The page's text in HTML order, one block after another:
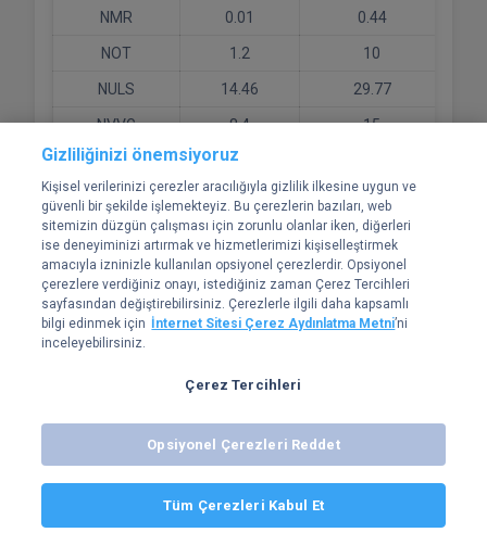
NMR 0.01 0.44
NOT 1.2 10
NULS 14.46 29.77
NVVG 8.4 15
NYAN 20
O 5 30
OBT 21 1000
OCEAN 0 17
OG 5 5
OGN
5
ONDI 130.09 15
Bitexen iOS ve Android uygulamalarıyla emirlerini her yerden yönet,
Uygulamayı indir
Gizliliğinizi önemsiyoruz
Kişisel verilerinizi çerezler aracılığıyla gizlilik ilkesine uygun ve
güvenli bir şekilde işlemekteyiz. Bu çerezlerin bazıları, web
sitemizin düzgün çalışması için zorunlu olanlar iken, diğerleri
ise deneyiminizi artırmak ve hizmetlerimizi kişiselleştirmek
amacıyla izninizle kullanılan opsiyonel çerezlerdir. Opsiyonel
çerezlere verdiğiniz onayı, istediğiniz zaman Çerez Tercihleri
sayfasından değiştirebilirsiniz. Çerezlerle ilgili daha kapsamlı
bilgi edinmek için İnternet Sitesi Çerez Aydınlatma Metni’ni
inceleyebilirsiniz.
Çerez Tercihleri
Opsiyonel Çerezleri Reddet
Tüm Çerezleri Kabul Et